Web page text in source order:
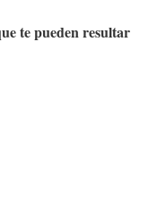
te pueden resultar